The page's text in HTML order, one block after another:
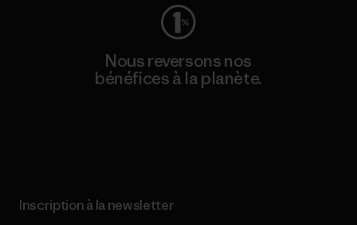
Nous reversons nos
bénéfices à la planète.
Inscription à la newsletter